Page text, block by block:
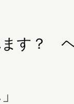
ます？